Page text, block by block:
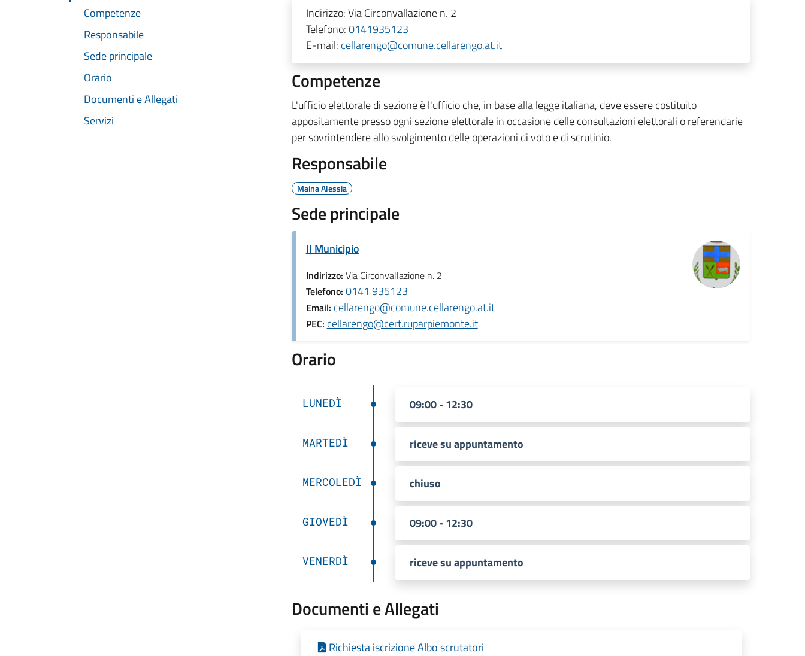
Competenze
Responsabile
Sede principale
Orario
Documenti e Allegati
Servizi
Indirizzo:Via Circonvallazione n. 2
Telefono:0141935123
E-mail: cellarengo@comune.cellarengo.at.it
Competenze
L'ufficio elettorale di sezione è l'ufficio che, in base alla legge italiana, deve essere costituito
appositamente presso ogni sezione elettorale in occasione delle consultazioni elettorali o referendarie
per sovrintendere allo svolgimento delle operazioni di voto e di scrutinio.
Responsabile
Maina Alessia
Sede principale
Il Municipio
Indirizzo: Via Circonvallazione n. 2
Telefono: 0141 935123
Email: cellarengo@comune.cellarengo.at.it
PEC: cellarengo@cert.ruparpiemonte.it
Orario
LUNEDÌ 09:00 - 12:30
MARTEDÌ riceve su appuntamento
MERCOLEDÌ chiuso
GIOVEDÌ 09:00 - 12:30
VENERDÌ riceve su appuntamento
Documenti e Allegati
Richiesta iscrizione Albo scrutatori